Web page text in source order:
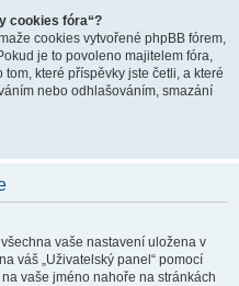
cookies fóra“?
cookies vytvořené phpBB fórem,
je to povoleno majitelem fóra,
které příspěvky jste četli, a které
nebo odhlašováním, smazání
vaše nastavení uložena v
váš „Uživatelský panel“ pomocí
vaše jméno nahoře na stránkách